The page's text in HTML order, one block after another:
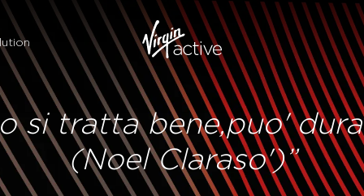
si tratta bene,puo'
(Noel Claraso')”